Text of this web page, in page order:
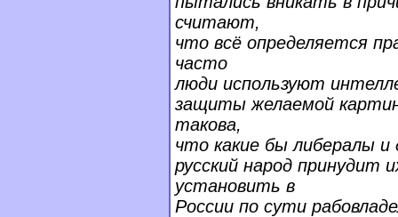
считают,
что всё определяется
часто
люди используют
защиты желаемой
такова,
что какие бы либералы и
русский народ принудит
установить в
России по сути